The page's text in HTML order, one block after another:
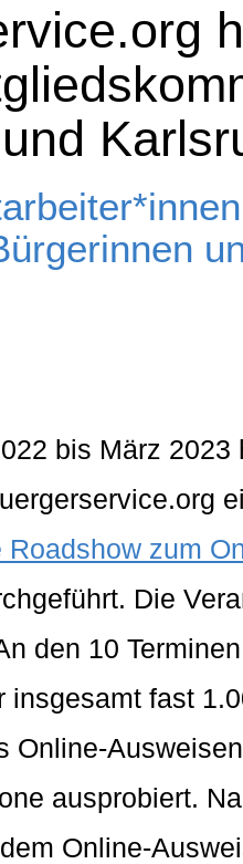
bis März 2023
Roadshow zum
Die
den 10
insgesamt fast
Online-
ausprobiert.
Online-